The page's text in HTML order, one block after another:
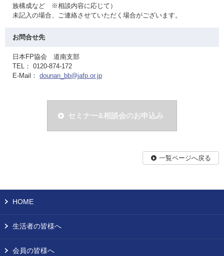
族構成など ※相談内容に応じて）
未記入の場合、ご連絡させていただく場合がございます。
お問合せ先
日本FP協会 道南支部
TEL： 0120-874-172
E-Mail： dounan_bb@jafp.or.jp
セミナー&相談会のお申込み
一覧ページへ戻る
HOME
生活者の皆様へ
会員の皆様へ